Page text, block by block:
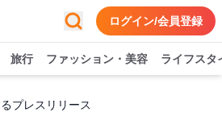
ログイン/会員登録
旅行 ファッション・美容 ライフスタ
プレスリリース